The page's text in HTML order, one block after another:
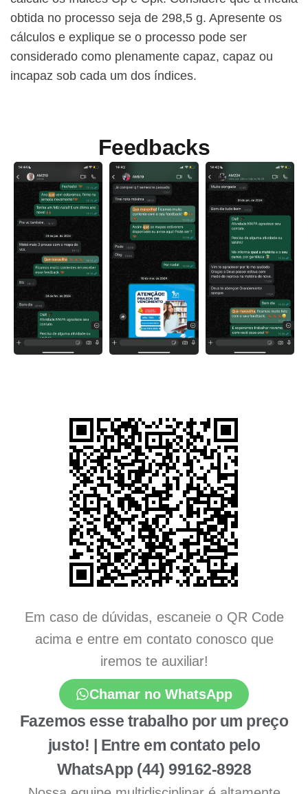
obtida no processo seja de 298,5 g. Apresente os
cálculos e explique se o processo pode ser
considerado como plenamente capaz, capaz ou
incapaz sob cada um dos índices.
Feedbacks
Em caso de dúvidas, escaneie o QR Code
acima e entre em contato conosco que
iremos te auxiliar!
Chamar no WhatsApp
Fazemos esse trabalho por um preço
justo! | Entre em contato pelo
WhatsApp (44) 99162-8928